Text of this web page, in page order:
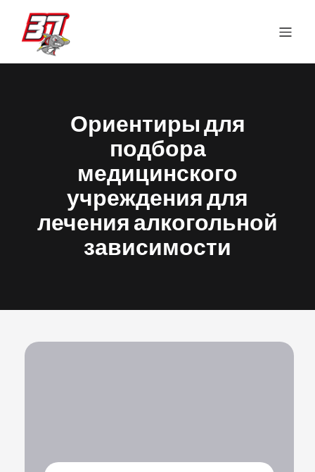
Ориентиры для
подбора
медицинского
учреждения для
лечения алкогольной
зависимости